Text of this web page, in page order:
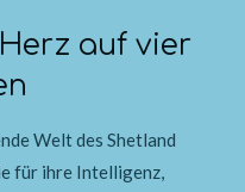
auf vier
Welt des Shetland
für ihre Intelligenz,